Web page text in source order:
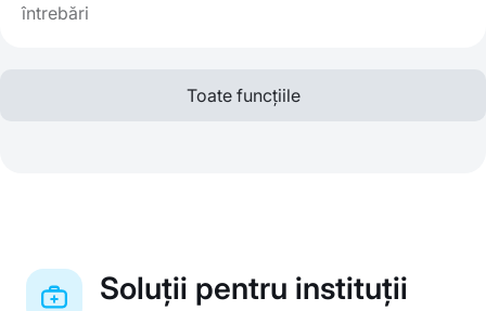
întrebări
Toate funcțiile
Soluții pentru instituții